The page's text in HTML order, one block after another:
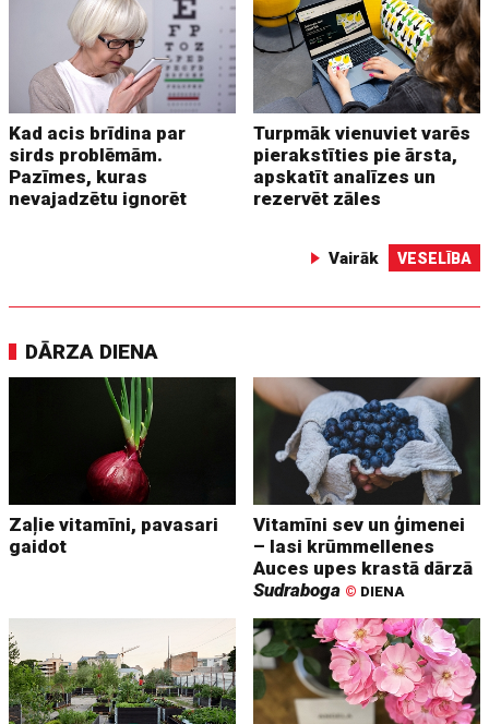
Kad acis brīdina par
sirds problēmām.
Pazīmes, kuras
nevajadzētu ignorēt
Turpmāk vienuviet varēs
pierakstīties pie ārsta,
apskatīt analīzes un
rezervēt zāles
Vairāk VESELĪBA
DĀRZA DIENA
Zaļie vitamīni, pavasari
gaidot
Vitamīni sev un ģimenei
– lasi krūmmellenes
Auces upes krastā dārzā
Sudraboga © DIENA